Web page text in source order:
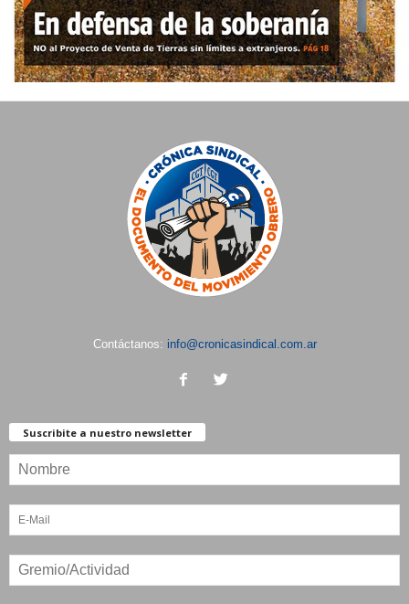
Contáctanos: info@cronicasindical.com.ar
Suscribite a nuestro newsletter